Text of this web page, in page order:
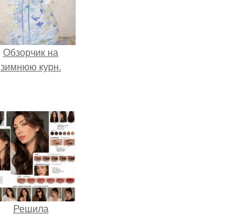
Обзорчик на
зимнюю курн.
Решила